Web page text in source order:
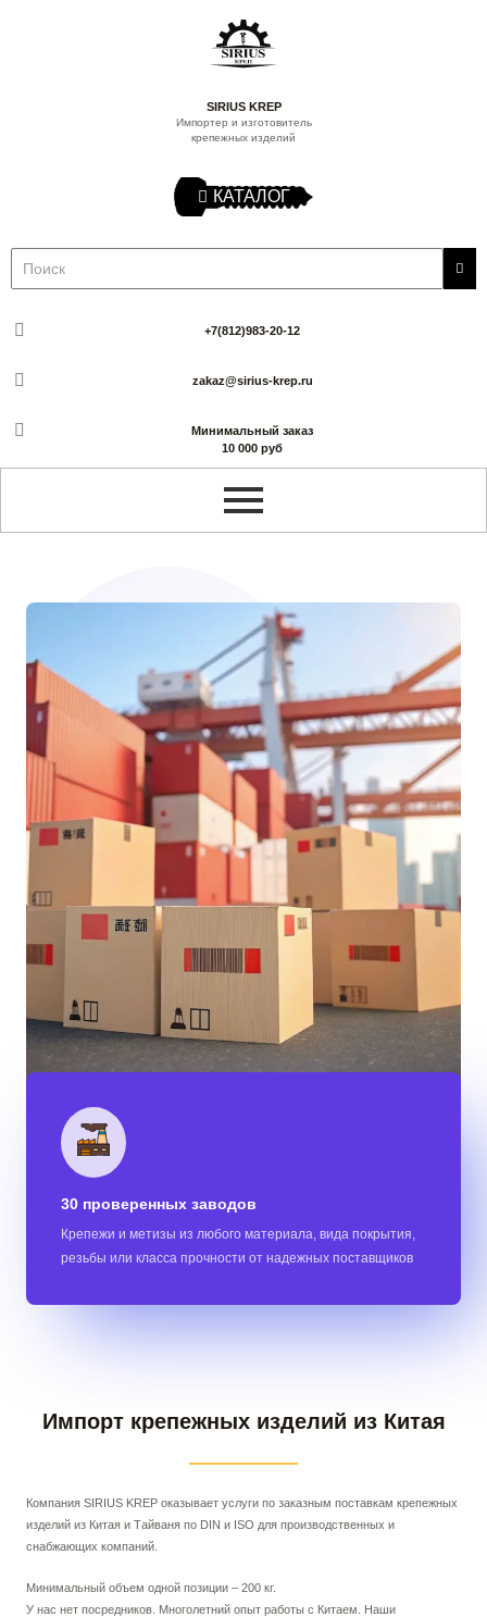
SIRIUS KREP
Импортер и изготовитель
крепежных изделий
КАТАЛОГ
+7(812)983-20-12
zakaz@sirius-krep.ru
Минимальный заказ
10 000 руб
30 проверенных заводов
Крепежи и метизы из любого материала, вида покрытия,
резьбы или класса прочности от надежных поставщиков
Импорт крепежных изделий из Китая
Компания SIRIUS KREP оказывает услуги по заказным поставкам крепежных
изделий из Китая и Тайваня по DIN и ISO для производственных и
снабжающих компаний.
Минимальный объем одной позиции – 200 кг.
У нас нет посредников. Многолетний опыт работы с Китаем. Наши